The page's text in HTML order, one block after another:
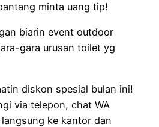
minta uang tip!
biarin event outdoor
gara urusan toilet yg
diskon spesial bulan ini!
via telepon, chat WA
ke kantor dan